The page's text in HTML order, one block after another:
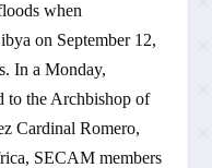
when
on September 12,
In a Monday,
to the Archbishop of
Cardinal Romero,
SECAM members